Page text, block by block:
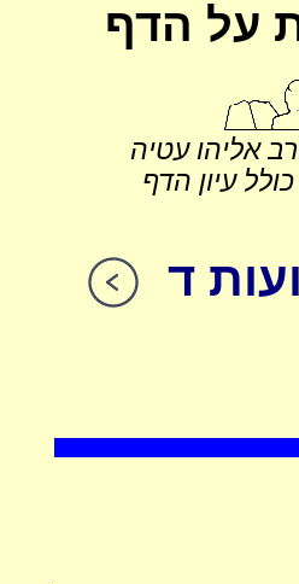
על הדף
אליהו עטיה
עיון הדף
ד